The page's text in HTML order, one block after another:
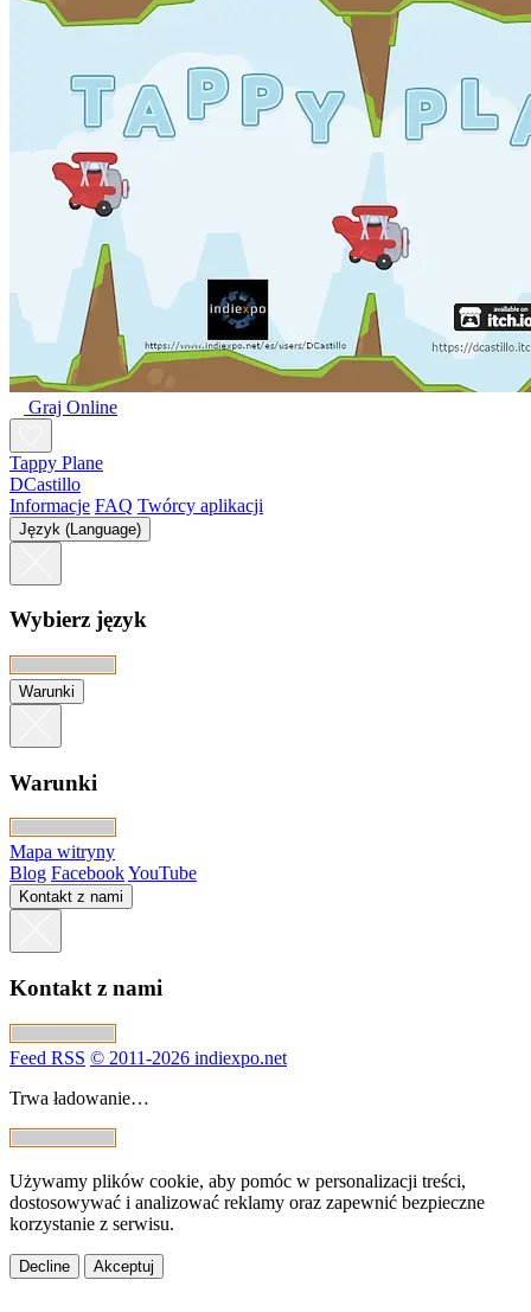
Graj Online
Tappy Plane
DCastillo
Informacje FAQ Twórcy aplikacji
Język (Language)
Wybierz język
Warunki
Warunki
Mapa witryny
Blog FacebookYouTube
Kontakt z nami
Kontakt z nami
Feed RSS © 2011-2026 indiexpo.net
Trwa ładowanie…
Używamy plików cookie, aby pomóc w personalizacji treści,
dostosowywać i analizować reklamy oraz zapewnić bezpieczne
korzystanie z serwisu.
Decline Akceptuj